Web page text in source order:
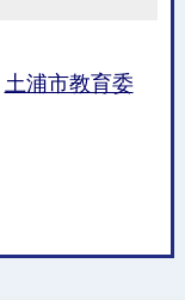
土浦市教育委